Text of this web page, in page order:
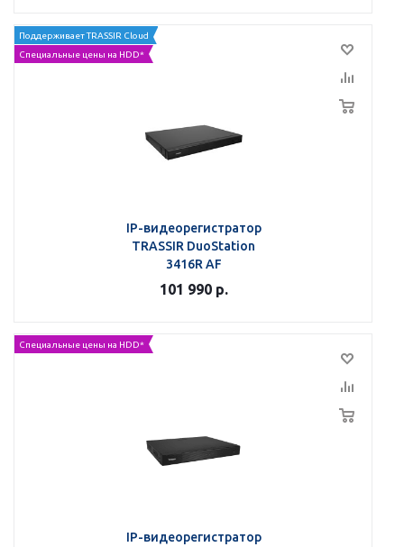
Поддерживает TRASSIR Cloud
Специальные цены на HDD*
IP-видеорегистратор
TRASSIR DuoStation
3416R AF
101 990р.
Специальные цены на HDD*
IP-видеорегистратор